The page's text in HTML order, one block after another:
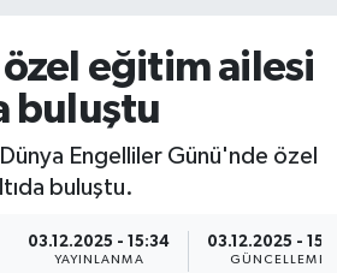
eğitim ailesi
buluştu
Engelliler Günü'nde özel
buluştu.
03.12.2025 - 15:34
YAYINLANMA
03.12.2025 -
GÜNCELLEME
Durumu ve Fikstür